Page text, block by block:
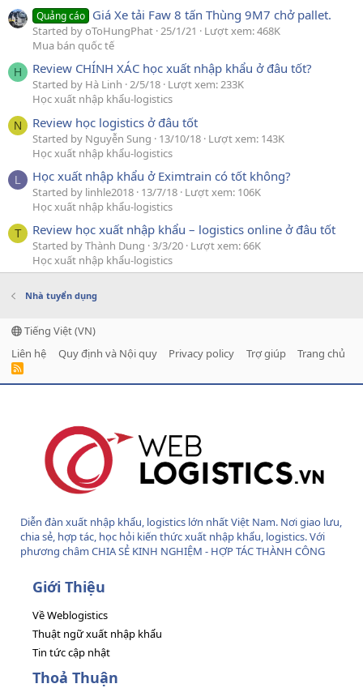
Quảng cáo Giá Xe tải Faw 8 tấn Thùng 9M7 chở pallet.
Started by oToHungPhat 25/1/21
Lượt xem: 468K
Mua bán quốc tế
H Review CHÍNH XÁC học xuất nhập khẩu ở đâu tốt?
Started by Hà Linh 2/5/18 Lượt xem: 233K
Học xuất nhập khẩu-logistics
N Review học logistics ở đâu tốt
Started by Nguyễn Sung 13/10/18 Lượt xem: 143K
Học xuất nhập khẩu-logistics
L Học xuất nhập khẩu ở Eximtrain có tốt không?
Started by linhle2018 13/7/18 Lượt xem: 106K
Học xuất nhập khẩu-logistics
T Review học xuất nhập khẩu – logistics online ở đâu tốt
Started by Thành Dung 3/3/20 Lượt xem: 66K
Học xuất nhập khẩu-logistics
Nhà tuyển dụng
Tiếng Việt (VN)
Liên hệ
Quy định và Nội quy Privacy policy Trợ giúp Trang chủ
R
Diễn đàn xuất nhập khẩu, logistics lớn nhất Việt Nam. Nơi giao lưu,
chia sẻ, hợp tác, học hỏi kiến thức xuất nhập khẩu, logistics. Với
phương châm CHIA SẺ KINH NGHIỆM - HỢP TÁC THÀNH CÔNG
Giới Thiệu
Về Weblogistics
Thuật ngữ xuất nhập khẩu
Tin tức cập nhật
Thoả Thuận